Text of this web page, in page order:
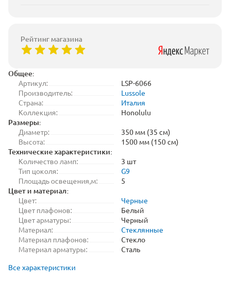
Общее:
Артикул:
LSP-6066
Производитель:
Lussole
Страна:
Италия
Коллекция:
Honolulu
Размеры:
Диаметр:
350 мм (35 см)
Высота:
1500 мм (150 см)
Технические характеристики:
Количество ламп:
3 шт
Тип цоколя:
G9
Площадь освещения,м:
5
Цвет и материал:
Цвет:
Черные
Цвет плафонов:
Белый
Цвет арматуры:
Черный
Материал:
Стеклянные
Материал плафонов:
Стекло
Материал арматуры:
Сталь
Все характеристики
Рейтинг магазина